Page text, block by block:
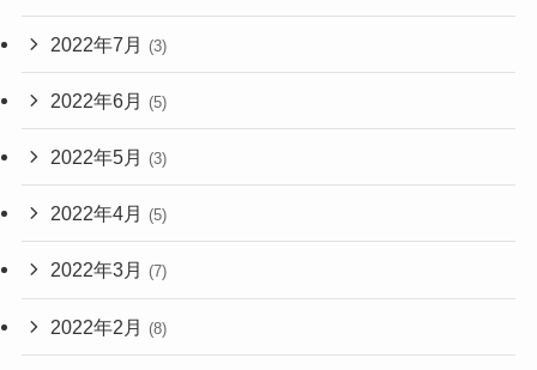
2022年7月 (3)
2022年6月 (5)
2022年5月 (3)
2022年4月 (5)
2022年3月 (7)
2022年2月 (8)